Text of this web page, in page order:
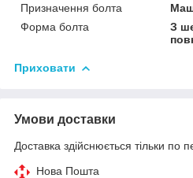
Призначення болта
Форма болта
З
Приховати
Умови доставки
Доставка здійснюється тільки по
Нова Пошта